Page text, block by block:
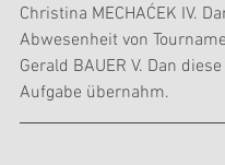
Christina MECHAĆEK IV.
Abwesenheit von
Gerald BAUER V. Dan
Aufgabe übernahm.